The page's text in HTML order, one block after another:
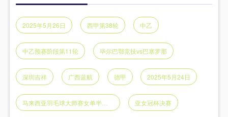
2025年5月26日 西甲第38轮 中乙
中乙预赛阶段第11轮 毕尔巴鄂竞技vs巴塞罗那
深圳吉祥 广西蓝航 德甲 2025年5月24日
马来西亚羽毛球大师赛女单半决赛 亚女冠杯决赛